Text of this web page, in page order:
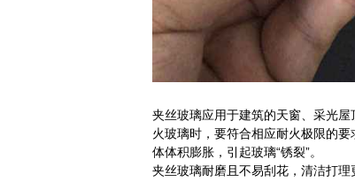
夹丝玻璃应用于建筑的天窗、采光
火玻璃时，要符合相应耐火极限的
体体积膨胀，引起玻璃“锈裂”。
夹丝玻璃耐磨且不易刮花，清洁打